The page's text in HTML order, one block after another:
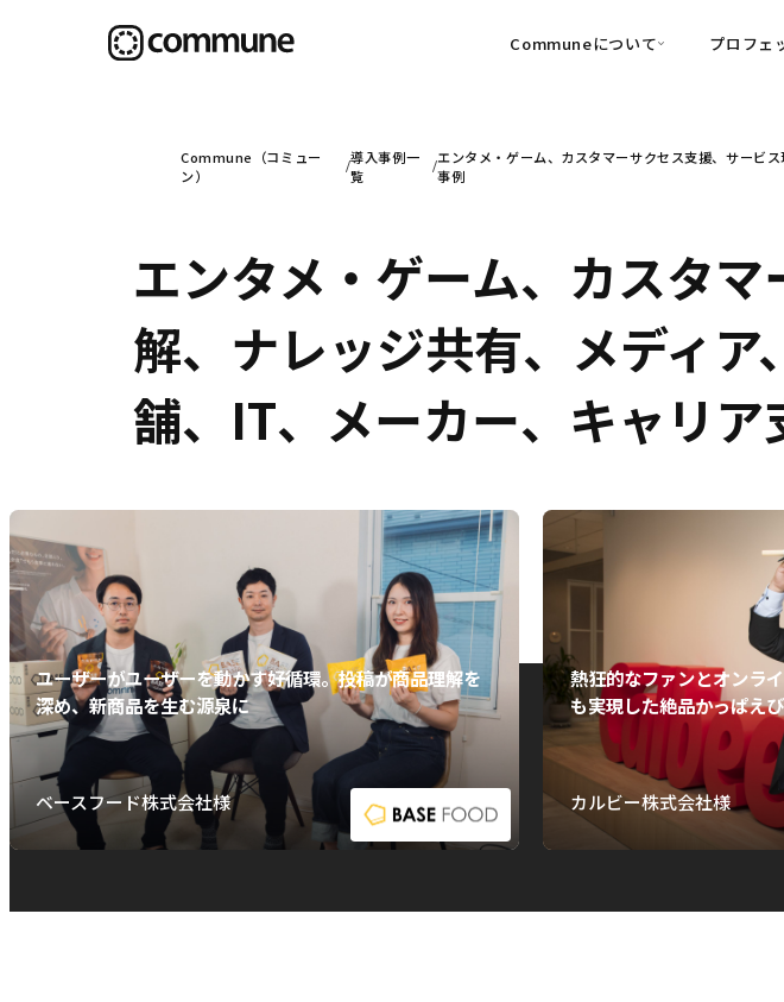
Communeについて
可視化
信頼を醸成する信頼起点経営基盤
SuccessHub）
・Commune for Work
プロフェ
・
Commune（コミュー
ン）
導入事例一
覧
エンタメ・ゲーム、カスタマーサクセス支援、サービ
事例
エンタメ・ゲーム、カスタ
解、ナレッジ共有、メディ
舗、IT、メーカー、キャリ
ユーザーがユーザーを動かす好循環。投稿が商品理解を
深め、新商品を生む源泉に
ベースフード株式会社様
熱狂的なファンとオンラ
も実現した絶品かっぱえ
カルビー株式会社様